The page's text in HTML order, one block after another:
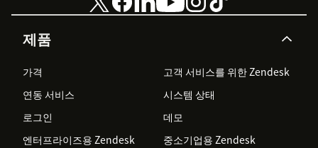
제품
가격
고객 서비스를 위한 Zendesk
연동 서비스
시스템 상태
로그인
데모
엔터프라이즈용 Zendesk
중소기업용 Zendesk